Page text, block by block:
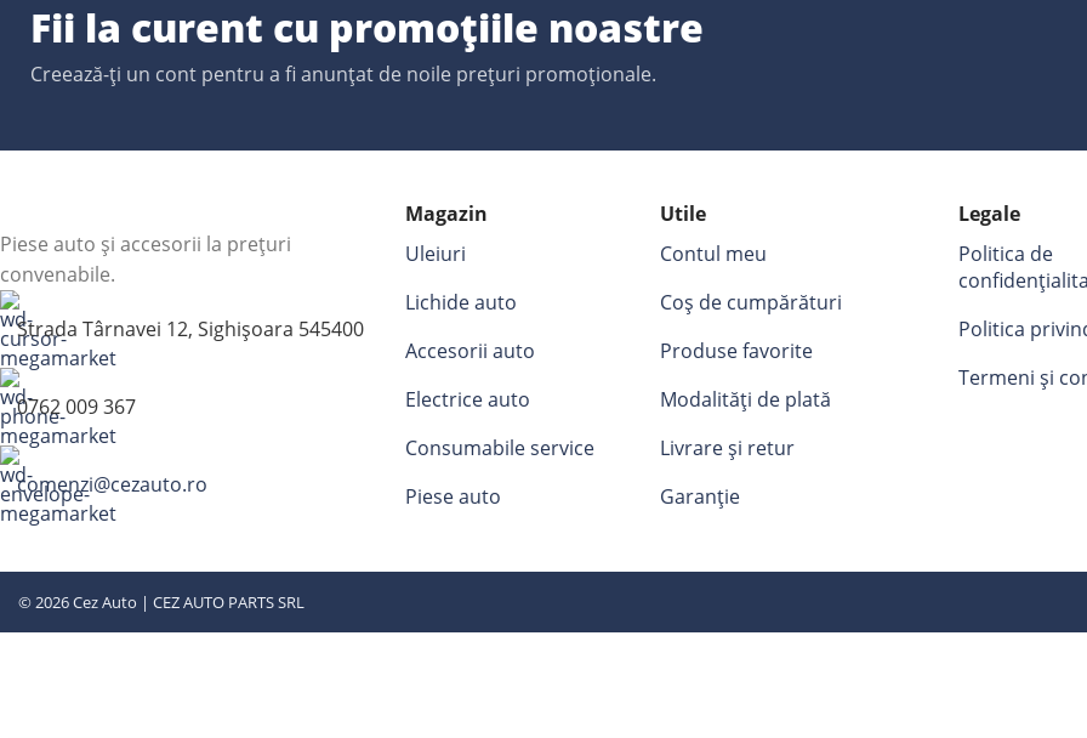
Fii la curent cu promoțiile noastre
Creează-ți un cont pentru a fi anunțat de noile prețuri promoționale.
Piese auto și accesorii la prețuri
convenabile.
Strada Târnavei 12, Sighișoara 545400
0762 009 367
comenzi@cezauto.ro
Magazin
Uleiuri
Lichide auto
Accesorii auto
Electrice auto
Consumabile service
Piese auto
Utile
Contul meu
Coș de cumpărături
Produse favorite
Modalități de plată
Livrare și retur
Garanție
Legale
Politica de
Politica
Termeni și
© 2026 Cez Auto | CEZ AUTO PARTS SRL